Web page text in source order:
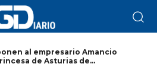
al empresario Amancio
de Asturias de...